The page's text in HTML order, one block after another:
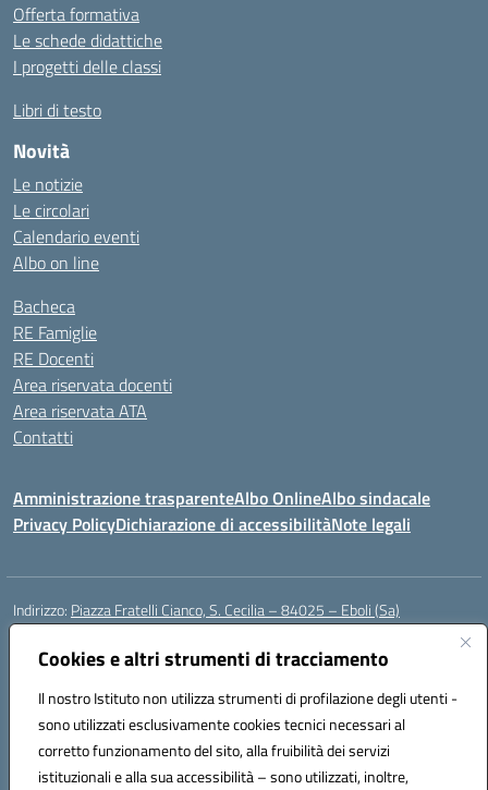
Cookies e altri strumenti di tracciamento
Il nostro Istituto non utilizza strumenti di profilazione degli utenti -
sono utilizzati esclusivamente cookies tecnici necessari al
corretto funzionamento del sito, alla fruibilità dei servizi
istituzionali e alla sua accessibilità – sono utilizzati, inoltre,
Offerta formativa
Le schede didattiche
I progetti delle classi
Libri di testo
Novità
Le notizie
Le circolari
Calendario eventi
Albo on line
Bacheca
RE Famiglie
RE Docenti
Area riservata docenti
Area riservata ATA
Contatti
Amministrazione trasparenteAlbo OnlineAlbo sindacale
Privacy PolicyDichiarazione di accessibilitàNote legali
Indirizzo: Piazza Fratelli Cianco, S. Cecilia – 84025 – Eboli (Sa)
Centralino:
Posta elettronica certificata (PEC):saic81900c@pec.istruzione.it
Codice fiscale: 91028680659
Codice meccanografico:SAIC81900C
Codice Indice delle Pubbliche Amministrazioni (IPA): istsc_saic81900c
Codice unico di fatturazione (CUF): UFWGMO